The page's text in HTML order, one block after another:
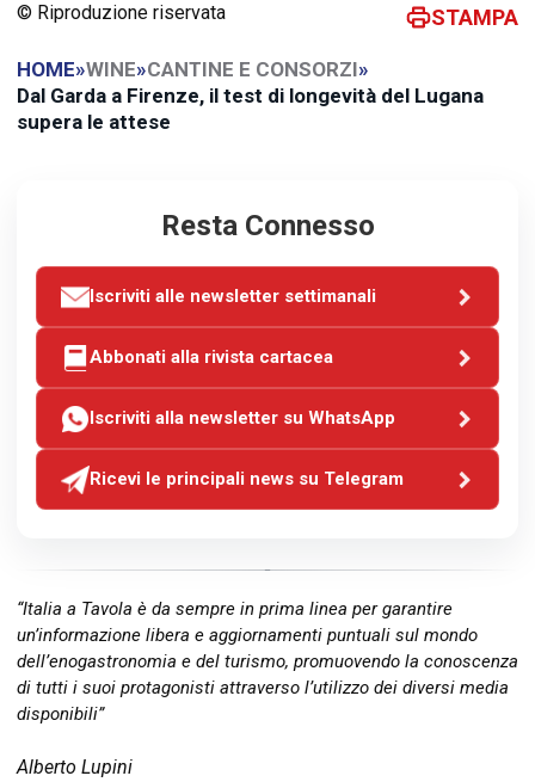
© Riproduzione riservata STAMPA
HOME»WINE»CANTINE E CONSORZI»
Dal Garda a Firenze, il test di longevità del Lugana
supera le attese
Resta Connesso
Iscriviti alle newsletter settimanali
Abbonati alla rivista cartacea
Iscriviti alla newsletter su WhatsApp
Ricevi le principali news su Telegram
“Italia a Tavola è da sempre in prima linea per garantire
un’informazione libera e aggiornamenti puntuali sul mondo
dell’enogastronomia e del turismo, promuovendo la conoscenza
di tutti i suoi protagonisti attraverso l’utilizzo dei diversi media
disponibili”
Alberto Lupini